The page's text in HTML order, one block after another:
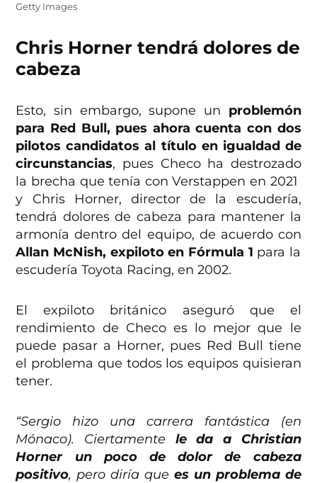
Getty Images
Chris Horner tendrá dolores de
cabeza
Esto, sin embargo, supone un problemón
para Red Bull, pues ahora cuenta con dos
pilotos candidatos al título en igualdad de
circunstancias, pues Checo ha destrozado
la brecha que tenía con Verstappen en 2021
y Chris Horner, director de la escudería,
tendrá dolores de cabeza para mantener la
armonía dentro del equipo, de acuerdo con
Allan McNish, expiloto en Fórmula 1 para la
escudería Toyota Racing, en 2002.
El expiloto británico aseguró que el
rendimiento de Checo es lo mejor que le
puede pasar a Horner, pues Red Bull tiene
el problema que todos los equipos quisieran
tener.
“Sergio hizo una carrera fantástica (en
Mónaco). Ciertamente le da a Christian
Horner un poco de dolor de cabeza
positivo, pero diría que es un problema de